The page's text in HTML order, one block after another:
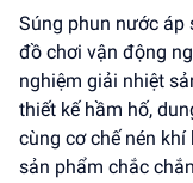
Súng phun nước áp
đồ chơi vận động
nghiệm giải nhiệt
thiết kế hầm hố,
cùng cơ chế nén
sản phẩm chắc